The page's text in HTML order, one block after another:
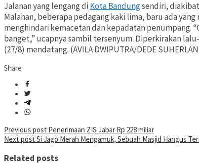
Jalanan yang lengang diKota Bandungsendiri,
Malahan, beberapa pedagang kaki lima, baru ada
menghindari kemacetan dan kepadatan penumpang.
banget,” ucapnya sambil tersenyum. Diperkirakan
(27/8) mendatang. (AVILA DWIPUTRA/DEDE
Share
Post
navigation
Previous post Penerimaan ZIS Jabar Rp 228 miliar
Next post Si Jago Merah Mengamuk, Sebuah Masjid Hangus
Related posts